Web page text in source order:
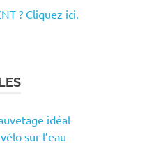
? Cliquez ici.
idéal
sur l’eau